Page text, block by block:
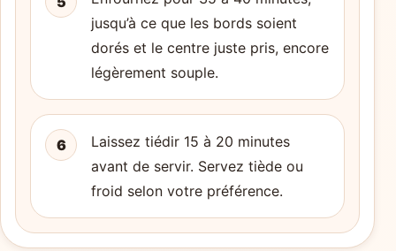
jusqu’à ce que les bords soient
dorés et le centre juste pris, encore
légèrement souple.
6
Laissez tiédir 15 à 20 minutes
avant de servir. Servez tiède ou
froid selon votre préférence.